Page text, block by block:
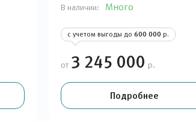
В наличии: Много
с учетом выгоды до 600 000 р.
от 3 245 000 р.
Подробнее